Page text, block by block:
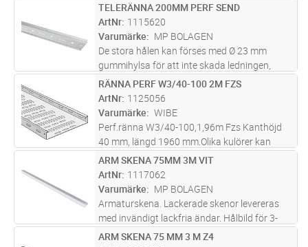
ST Lägg i kundvagn
TELERÄNNA 200MM PERF SEND
ArtNr 1115620
Varumärke
MP BOLAGEN
De stora hålen kan förses med Ø 23 mm
gummihylsa för att inte skada ledningen,
finns i lista 14.
ST Lägg i kundvagn
RÄNNA PERF W3/40-100 2M FZS
ArtNr 1125056
Varumärke
WIBE
Perf.ränna W3/40-100,1,96m Fzs Kanthöjd
40 mm, längd 1960 mm.Olika kulörer kan
offereras.
ST Lägg i kundvagn
ARM SKENA 75MM 3M VIT
ArtNr 1117062
Varumärke
MP BOLAGEN
Armaturskena. Lackerade skenor levereras
med invändigt lackfria ändar. Hålbild för 3-
och 5-poliga snabbkontakter. Andra längder,
ST Lägg i kundvagn
ARM SKENA 75 MM 3 M Z4